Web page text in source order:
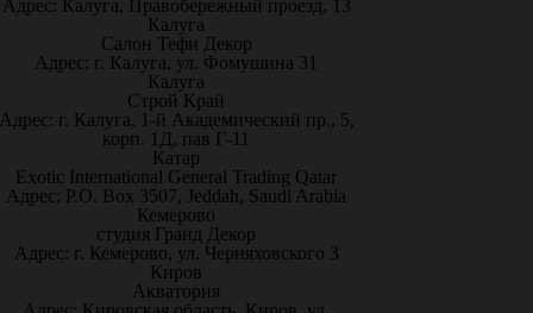
Адрес: Калуга, Правобережный проезд, 13
Калуга
Салон Тефи Декор
Адрес: г. Калуга, ул. Фомушина 31
Калуга
Строй Край
г. Калуга, 1-й Академический пр., 5,
корп. 1Д, пав Г-11
Катар
Exotic International General Trading Qatar
Адрес: P.O. Box 3507, Jeddah, Saudi Arabia
Кемерово
студия Гранд Декор
Адрес: г. Кемерово, ул. Черняховского 3
Киров
Акватория